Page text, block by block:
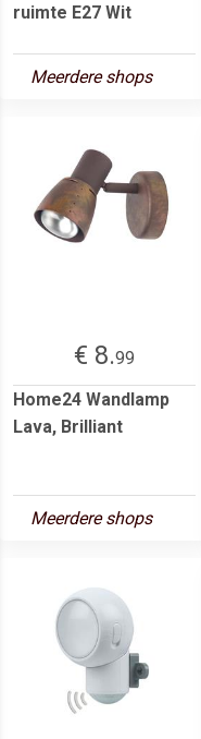
ruimte E27 Wit
Meerdere shops
€ 8.99
Home24 Wandlamp
Lava, Brilliant
Meerdere shops